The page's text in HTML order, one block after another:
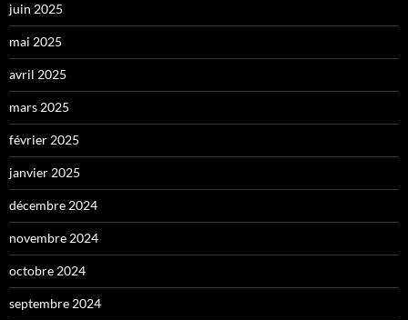
juin 2025
mai 2025
avril 2025
mars 2025
février 2025
janvier 2025
décembre 2024
novembre 2024
octobre 2024
septembre 2024